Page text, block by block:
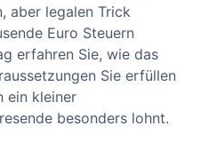
aber legalen Trick
Euro Steuern
erfahren Sie, wie das
Sie erfüllen
ein kleiner
besonders lohnt.